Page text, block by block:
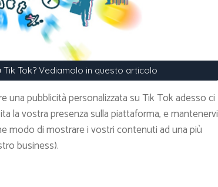
Tok? Vediamolo in questo articolo
una pubblicità personalizzata su Tik Tok adesso ci
la vostra presenza sulla piattaforma, e mantenervi
modo di mostrare i vostri contenuti ad una più
business).